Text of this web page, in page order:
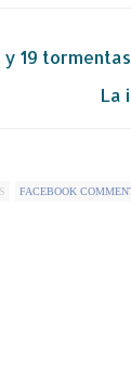
y 19 tormentas
La
FACEBOOK